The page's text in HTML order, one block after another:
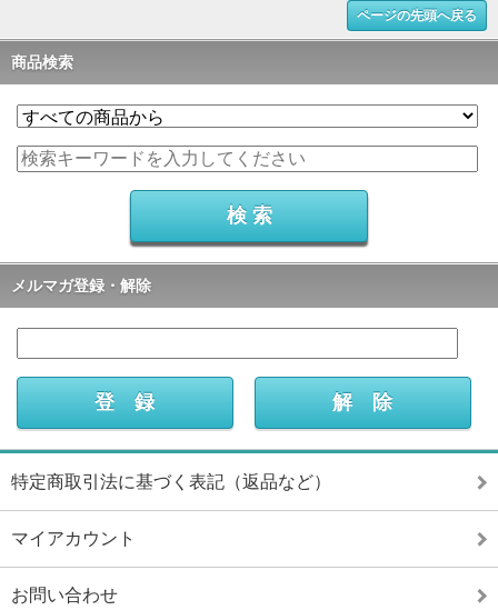
ページの先頭へ戻る
商品検索
メルマガ登録・解除
特定商取引法に基づく表記（返品など）
マイアカウント
お問い合わせ